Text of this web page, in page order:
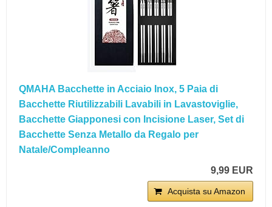
QMAHA Bacchette in Acciaio Inox, 5 Paia di
Bacchette Riutilizzabili Lavabili in Lavastoviglie,
Bacchette Giapponesi con Incisione Laser, Set di
Bacchette Senza Metallo da Regalo per
Natale/Compleanno
9,99 EUR
Acquista su Amazon